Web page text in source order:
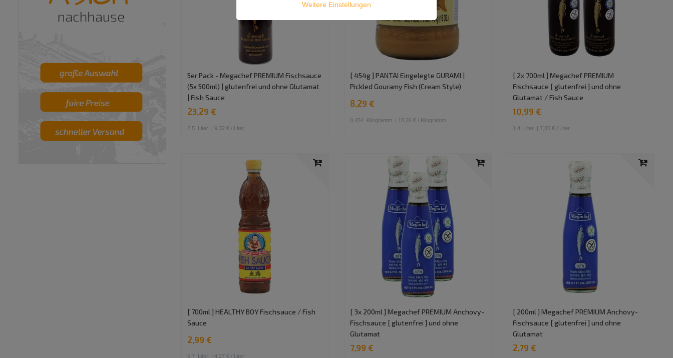
5er Pack - Megachef PREMIUM Fischsauce
(5x 500ml) | glutenfrei und ohne Glutamat
| Fish Sauce
23,29 €
2.5 Liter | 9,32 € / Liter
[ 454g ] PANTAI Eingelegte GURAMI |
Pickled Gouramy Fish (Cream Style)
8,29 €
0.454 Kilogramm | 18,26 € / Kilogramm
[ 2x 700ml ] Megachef PREMIUM
Fischsauce [ glutenfrei ] und ohne
Glutamat / Fish Sauce
10,99 €
1.4 Liter | 7,85 € / Liter
[ 700ml ] HEALTHY BOY Fischsauce / Fish
Sauce
2,99 €
0.7 Liter | 4,27 € / Liter
[ 3x 200ml ] Megachef PREMIUM Anchovy-
Fischsauce [ glutenfrei ] und ohne
Glutamat
7,99 €
[ 200ml ] Megachef PREMIUM Anchovy-
Fischsauce [ glutenfrei ] und ohne
Glutamat
2,79 €
Weitere Einstellungen